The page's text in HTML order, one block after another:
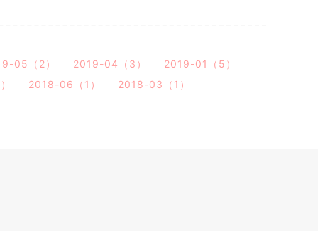
05（2） 2019-04（3）
2019-01（5）
2018-06（1） 2018-03（1）